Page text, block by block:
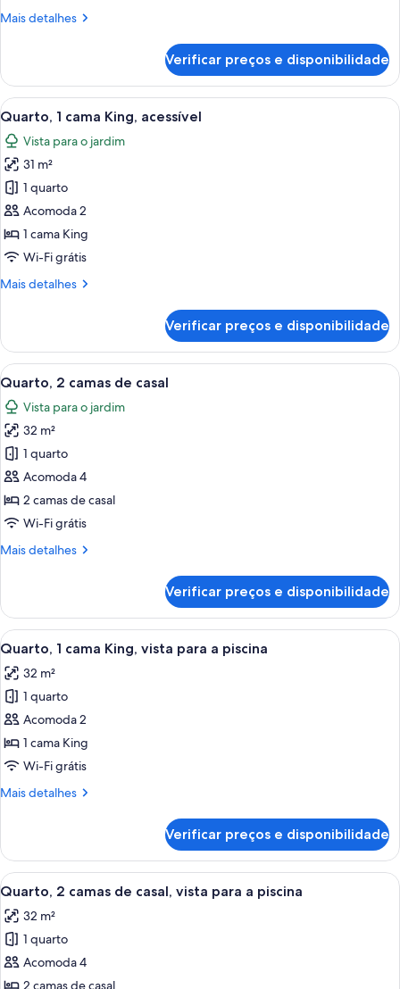
Mais detalhes
Mais
1
cama
King
Verificar preços e disponibilidade
Carrega
todas
as
fotos
de
Quarto,
1
cama
acessível
Casa de banho moderna com
6
Quarto, 1 cama King, acessível
Vista para o jardim
31 m²
1 quarto
Acomoda 2
1 cama King
Wi-Fi grátis
Mais detalhes
Mais
1
cama
King,
acessível
Verificar preços e disponibilidade
Carrega
todas
as
fotos
de
Quarto,
2
camas
casal
Quarto de hotel com duas camas,
6
Quarto, 2 camas de casal
Vista para o jardim
32 m²
1 quarto
Acomoda 4
2 camas de casal
Wi-Fi grátis
Mais detalhes
Mais
2
camas
de
Verificar preços e disponibilidade
Carrega
todas
as
fotos
de
Quarto,
1
King,
a
piscina
Quarto de hotel com uma cama
5
Quarto, 1 cama King, vista para a piscina
32 m²
1 quarto
Acomoda 2
1 cama King
Wi-Fi grátis
Mais detalhes
Mais
1
cama
King,
para
piscina
Verificar preços e disponibilidade
Carrega
todas
as
fotos
de
Quarto,
Quarto de hotel com duas camas,
5
Quarto, 2 camas de casal, vista para a piscina
32 m²
1 quarto
Acomoda 4
2 camas de casal